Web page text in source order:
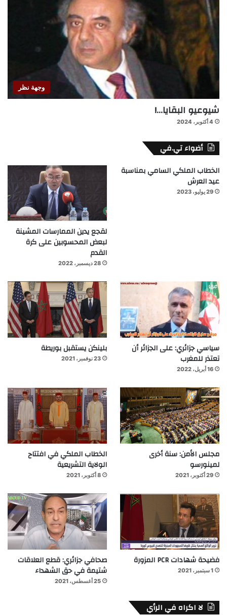
وجهة نظر
شيوعيو البقايا…!
4 أكتوبر، 2024
أضواء تي.في
الخطاب الملكي السامي بمناسبة
عيد العرش
29 يوليو، 2023
لقجع يدين الممارسات المشينة
لبعض المحسوبين على كرة
القدم
28 ديسمبر، 2022
سياسي جزائري: على الجزائر أن
تعتذر للمغرب
16 أبريل، 2022
بلينكن يستقبل بوريطة
23 نوفمبر، 2021
مجلس الأمن: سنة أخرى
لمينورسو
29 أكتوبر، 2021
الخطاب الملكي في افتتاح
الولاية التشريعية
8 أكتوبر، 2021
فضيحة شهادات PCR المزورة
1 سبتمبر، 2021
صحافي جزائري: قطع العلاقات
شتيمة في حق الشهداء
25 أغسطس، 2021
لا اكراه في الرأي